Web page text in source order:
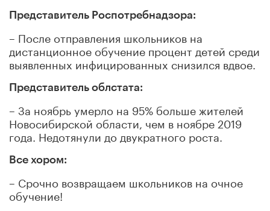
Представитель Роспотребнадзора:
– После отправления школьников на
дистанционное обучение процент детей среди
выявленных инфицированных снизился вдвое.
Представитель облстата:
– За ноябрь умерло на 95% больше жителей
Новосибирской области, чем в ноябре 2019
года. Недотянули до двукратного роста.
Все хором:
– Срочно возвращаем школьников на очное
обучение!